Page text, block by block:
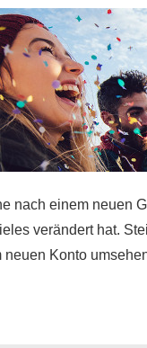
nach einem neuen
verändert hat.
neuen Konto